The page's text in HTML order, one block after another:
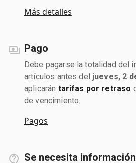
Más detalles
Pago
Debe pagarse la totalidad del
artículos antes del jueves, 2
aplicarán tarifas por retraso
de vencimiento.
Pagos
Se necesita